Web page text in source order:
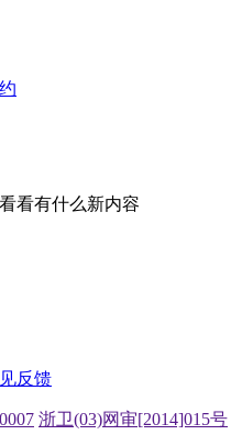
看看有什么新内容
反馈
浙卫(03)网审[2014]015号